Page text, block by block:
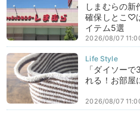
しまむらの新
確保しとこ♡
イテム5選
2026/08/07
「ダイソー
れる！お部屋
2026/08/07